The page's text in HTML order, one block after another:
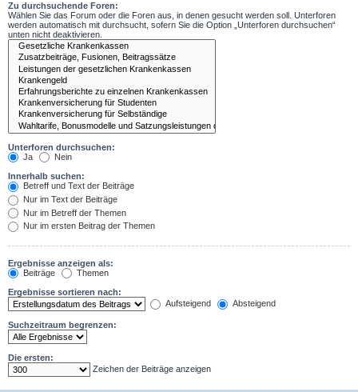
Zu durchsuchende Foren:
Wählen Sie das Forum oder die Foren aus, in denen gesucht werden soll. Unterforen
werden automatisch mit durchsucht, sofern Sie die Option „Unterforen durchsuchen“
unten nicht deaktivieren.
Unterforen durchsuchen:
Ja
Nein
Innerhalb suchen:
Betreff und Text der Beiträge
Nur im Text der Beiträge
Nur im Betreff der Themen
Nur im ersten Beitrag der Themen
Ergebnisse anzeigen als:
Beiträge
Themen
Ergebnisse sortieren nach:
Aufsteigend
Absteigend
Suchzeitraum begrenzen:
Die ersten:
Zeichen der Beiträge anzeigen